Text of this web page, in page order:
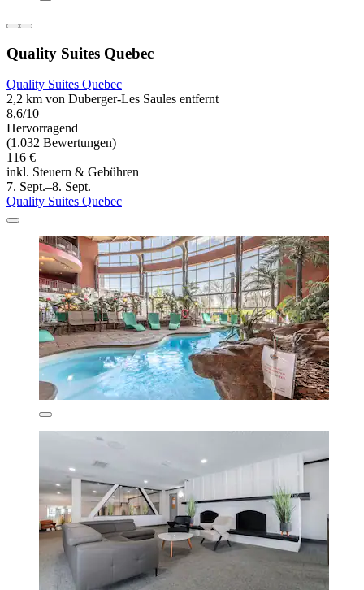
Quality Suites Quebec
Quality Suites Quebec
2,2 km von Duberger-Les Saules entfernt
8,6/10
Hervorragend
(1.032 Bewertungen)
116 €
inkl. Steuern & Gebühren
7. Sept.–8. Sept.
Quality Suites Quebec